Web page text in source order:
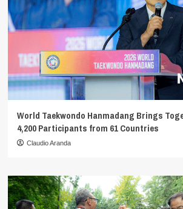
World Taekwondo Hanmadang Brings
4,200 Participants from 61 Countries
Claudio Aranda